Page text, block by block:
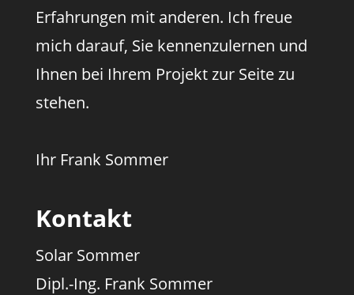
Erfahrungen mit anderen. Ich freue
mich darauf, Sie kennenzulernen und
Ihnen bei Ihrem Projekt zur Seite zu
stehen.
Ihr Frank Sommer
Kontakt
Solar Sommer
Dipl.-Ing. Frank Sommer